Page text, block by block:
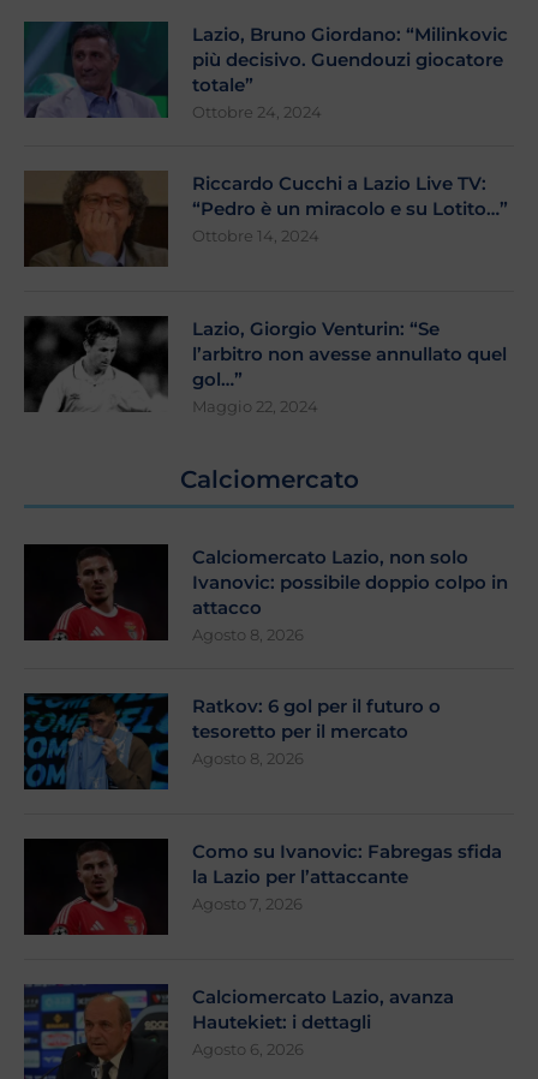
Lazio, Bruno Giordano: “Milinkovic
più decisivo. Guendouzi giocatore
totale”
Ottobre 24, 2024
Riccardo Cucchi a Lazio Live TV:
“Pedro è un miracolo e su Lotito…”
Ottobre 14, 2024
Lazio, Giorgio Venturin: “Se
l’arbitro non avesse annullato quel
gol…”
Maggio 22, 2024
Calciomercato
Calciomercato Lazio, non solo
Ivanovic: possibile doppio colpo in
attacco
Agosto 8, 2026
Ratkov: 6 gol per il futuro o
tesoretto per il mercato
Agosto 8, 2026
Como su Ivanovic: Fabregas sfida
la Lazio per l’attaccante
Agosto 7, 2026
Calciomercato Lazio, avanza
Hautekiet: i dettagli
Agosto 6, 2026